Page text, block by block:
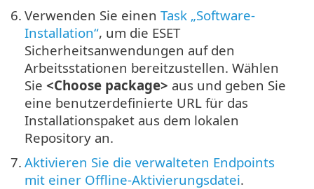
6. Verwenden Sie einen Task „Software-
Installation“, um die ESET
Sicherheitsanwendungen auf den
Arbeitsstationen bereitzustellen. Wählen
Sie <Choose package> aus und geben Sie
eine benutzerdefinierte URL für das
Installationspaket aus dem lokalen
Repository an.
7. Aktivieren Sie die verwalteten Endpoints
mit einer Offline-Aktivierungsdatei.